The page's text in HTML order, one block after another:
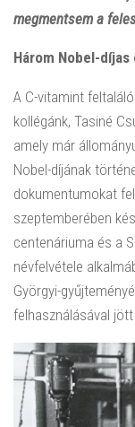
megmentsem a
Három Nobel-
A C-vitamint feltaláló
kollégánk, Tasiné
amely már
Nobel-díjának
dokumentumokat
szeptemberében
centenáriuma és a
névfelvétele
Györgyi-
felhasználásával